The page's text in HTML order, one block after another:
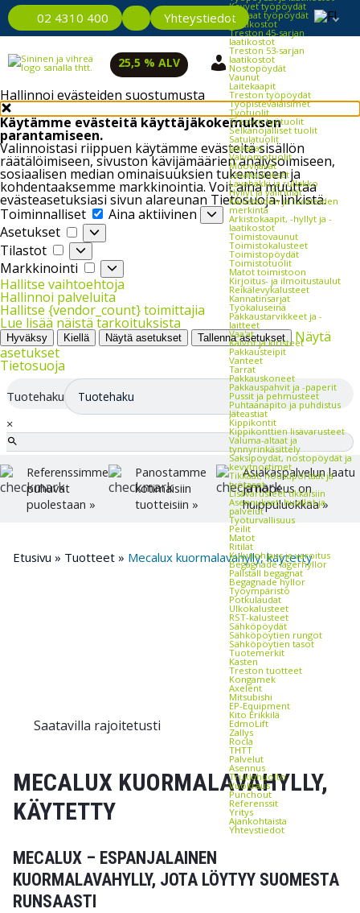
Hallinnoi evästeiden suostumusta
Käytämme evästeitä käyttäjäkokemuksen
parantamiseen.
Valinnoistasi riippuen käytämme evästeitä sisällön
räätälöimiseen, sivuston kävijämäärien analysoimiseen,
sosiaalisen median ominaisuuksien tukemiseen ja
kohdentaaksemme markkinointia. Voit aina muuttaa
evästeasetuksiasi sivun alareunan Tietosuoja-linkistä.
Toiminnalliset
Toiminnalliset
Aina aktiivinen
Asetukset
Asetukset
Tilastot
Tilastot
Markkinointi
Markkinointi
Hallitse vaihtoehtoja
Hallinnoi palveluita
Hallitse {vendor_count} toimittajia
Lue lisää näistä tarkoituksista
Hyväksy Kiellä Näytä asetukset Tallenna asetukset
Näytä
asetukset
Tietosuoja
02 4310 400 Yhteystiedot
Kevyet työpöydät
Raskaat työpöydät
Laatikostot
Treston 45-sarjan
laatikostot
Treston 53-sarjan
laatikostot
Nostopöydät
Vaunut
Laitekaapit
Treston työpöydät
Työpistevalaisimet
Työtuolit
Treston työtuolit
Selkänojalliset tuolit
Satulatuolit
Jakkarat
Valvomotuolit
Muovilavat
Lavakaulukset
Lavahäkki ja rullakko
Hyllyt ja väliritilät
Kalusteiden ja tuotteiden
merkintä
Arkistokaapit, -hyllyt ja -
laatikostot
Toimistovaunut
Toimistokalusteet
Toimistopöydät
Toimistotuolit
Matot toimistoon
Kirjoitus- ja ilmoitustaulut
Reikälevykalusteet
Kannatinsarjat
Työkaluseinä
Pakkaustarvikkeet ja -
laitteet
Vaa'at
Kalvot ja kiristeet
Pakkausteipit
Vanteet
Tarrat
Pakkauskoneet
Pakkauspahvit ja -paperit
Pussit ja pehmusteet
Puhtaanapito ja puhdistus
Jäteastiat
Kippikontit
Kippikonttien lisävarusteet
Valuma-altaat ja
tynnyrinkäsittely
Saksipöydät, nostopöydät ja
kevytnostimet
Tikkaat, nousuportaat ja
työtasot
Lisävarusteet tikkaisiin
Asennukset, huollot ja
palvelut
Työturvallisuus
Peilit
Matot
Ritilät
Kulunohjaus ja varoitus
Begagnade lagerhyllor
Pallställ begagnat
Begagnade hyllor
Työympäristö
Potkulaudat
Ulkokalusteet
RST-kalusteet
Sähköpöydät
Sähköpöytien rungot
Sähköpöytien tasot
Tuotemerkit
Kasten
Treston tuotteet
Kongamek
Axelent
Mitsubishi
EP-Equipment
Kito Erikkilä
EdmoLift
Zallys
Rocla
THTT
Palvelut
Asennus
Trukkihuolto
Vuokraus
Punchout
Referenssit
Yritys
Ajankohtaista
Yhteystiedot
25,5 % ALV
Tuotehaku
×
Referenssimme
puhuvat
puolestaan »
Panostamme
kotimaisiin
tuotteisiin »
Asiakaspalvelun laatu
ja nopeus on
huippuluokkaa »
Etusivu » Tuotteet » Mecalux kuormalavahylly, käytetty
Saatavilla rajoitetusti
MECALUX KUORMALAVAHYLLY,
KÄYTETTY
MECALUX – ESPANJALAINEN
KUORMALAVAHYLLY, JOTA LÖYTYY SUOMESTA
RUNSAASTI